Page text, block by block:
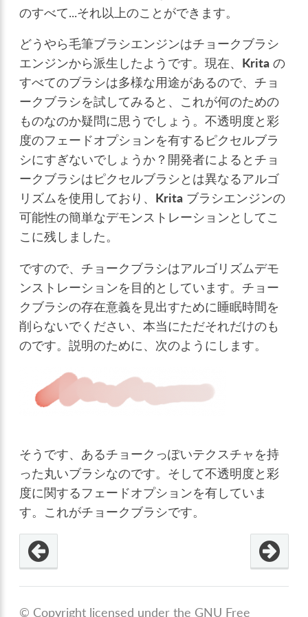
のすべて...それ以上のことができます。
どうやら毛筆ブラシエンジンはチョークブラシ
エンジンから派生したようです。現在、 Krita の
すべてのブラシは多様な用途があるので、チョ
ークブラシを試してみると、これが何のための
ものなのか疑問に思うでしょう。不透明度と彩
度のフェードオプションを有するピクセルブラ
シにすぎないでしょうか？開発者によるとチョ
ークブラシはピクセルブラシとは異なるアルゴ
リズムを使用しており、 Krita ブラシエンジンの
可能性の簡単なデモンストレーションとしてこ
こに残しました。
ですので、チョークブラシはアルゴリズムデモ
ンストレーションを目的としています。チョー
クブラシの存在意義を見出すために睡眠時間を
削らないでください、本当にただそれだけのも
のです。説明のために、次のようにします。
そうです、あるチョークっぽいテクスチャを持
った丸いブラシなのです。そして不透明度と彩
度に関するフェードオプションを有していま
す。これがチョークブラシです。
© Copyright licensed under the GNU Free